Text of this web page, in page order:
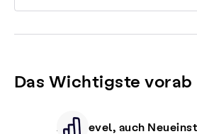
Das Wichtigste vorab
Alle Level, auch